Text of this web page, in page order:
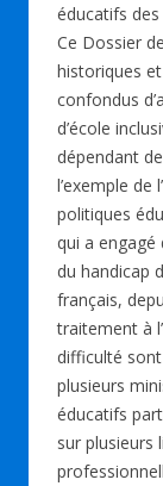
éducatifs des
Ce Dossier
historiques
confondus
d’école
dépendant
l’exemple de
politiques
qui a engagé
du handicap
français,
traitement à
difficulté
plusieurs
éducatifs
sur plusieurs